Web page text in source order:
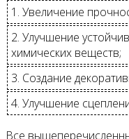
1. Увеличение
2. Улучшение
химических веществ;
3. Создание
4. Улучшение
Все